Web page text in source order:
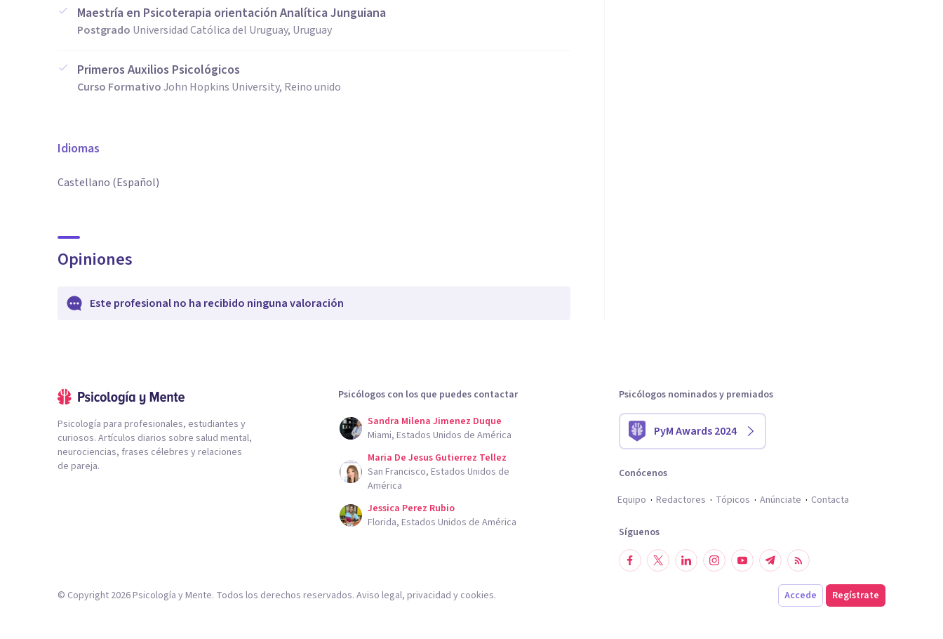
Maestría en Psicoterapia orientación Analítica Junguiana
Postgrado Universidad Católica del Uruguay, Uruguay
Primeros Auxilios Psicológicos
Curso FormativoJohn Hopkins University, Reino unido
Idiomas
Castellano (Español)
Opiniones
Este profesional no ha recibido ninguna valoración
Psicología para profesionales, estudiantes y
curiosos. Artículos diarios sobre salud mental,
neurociencias, frases célebres y relaciones
de pareja.
Psicólogos con los que puedes contactar
Sandra Milena Jimenez Duque
Miami, Estados Unidos de América
Maria De Jesus Gutierrez Tellez
San Francisco, Estados Unidos de
América
Jessica Perez Rubio
Florida, Estados Unidos de América
Psicólogos nominados y premiados
PyM Awards 2024
Conócenos
Equipo
Redactores Tópicos Anúnciate Contacta
Síguenos
Accede Regístrate
© Copyright 2026Psicología y Mente. Todos los derechos reservados. Aviso legal, privacidad y cookies.